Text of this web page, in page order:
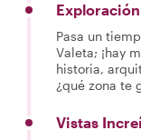
Pasa un
Valeta; ¡hay
historia,
¿qué zona te
Vistas